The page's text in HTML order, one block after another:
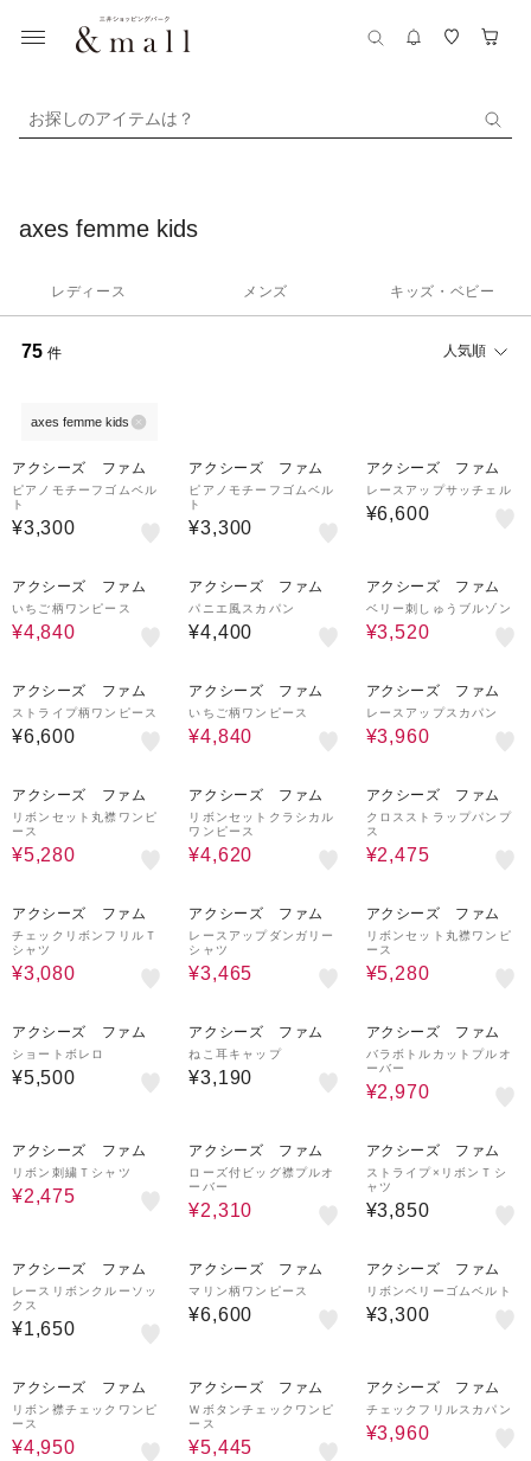
お探しのアイテムは？
axes femme kids
レディース メンズ キッズ・ベビー
75 件 人気順
axes femme kids
アクシーズ ファム
ピアノモチーフゴムベル
ト
¥3,300
アクシーズ ファム
ピアノモチーフゴムベル
ト
¥3,300
アクシーズ ファム
レースアップサッチェル
¥6,600
アクシーズ ファム
いちご柄ワンピース
¥4,840
アクシーズ ファム
パニエ風スカパン
¥4,400
アクシーズ ファム
ベリー刺しゅうブルゾン
¥3,520
アクシーズ ファム
ストライプ柄ワンピース
¥6,600
アクシーズ ファム
いちご柄ワンピース
¥4,840
アクシーズ ファム
レースアップスカパン
¥3,960
アクシーズ ファム
リボンセット丸襟ワンピ
ース
¥5,280
アクシーズ ファム
リボンセットクラシカル
ワンピース
¥4,620
アクシーズ ファム
クロスストラップパンプ
ス
¥2,475
アクシーズ ファム
チェックリボンフリルＴ
シャツ
¥3,080
アクシーズ ファム
レースアップダンガリー
シャツ
¥3,465
アクシーズ ファム
リボンセット丸襟ワンピ
ース
¥5,280
アクシーズ ファム
ショートボレロ
¥5,500
アクシーズ ファム
ねこ耳キャップ
¥3,190
アクシーズ ファム
バラボトルカットプルオ
ーバー
¥2,970
アクシーズ ファム
リボン刺繍Ｔシャツ
¥2,475
アクシーズ ファム
ローズ付ビッグ襟プルオ
ーバー
¥2,310
アクシーズ ファム
ストライプ×リボンＴシ
ャツ
¥3,850
アクシーズ ファム
レースリボンクルーソッ
クス
¥1,650
アクシーズ ファム
マリン柄ワンピース
¥6,600
アクシーズ ファム
リボンベリーゴムベルト
¥3,300
アクシーズ ファム
リボン襟チェックワンピ
ース
¥4,950
アクシーズ ファム
Ｗボタンチェックワンピ
ース
¥5,445
アクシーズ ファム
チェックフリルスカパン
¥3,960